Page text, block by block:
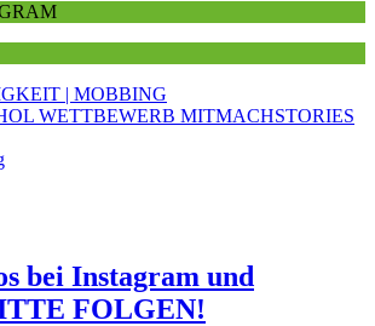
| MOBBING
WETTBEWERB MITMACHSTORIES
bei Instagram und
FOLGEN!